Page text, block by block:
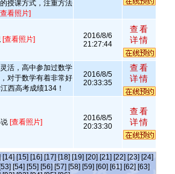
授课方式，注重方法
看照片]
[查看照片]
2016/8/6
21:27:44
查看
详情
活，高中参加过数学
对于数学有着非常好
西高考成绩134！
2016/8/5
20:33:35
查看
详情
[查看照片]
2016/8/5
20:33:30
查看
详情
[14] [15] [16] [17] [18] [19] [20] [21] [22] [23] [24]
[53] [54] [55] [56] [57] [58] [59] [60] [61] [62] [63]